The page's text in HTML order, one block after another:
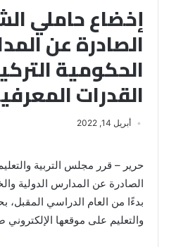
إخضاع حاملي
الصادرة عن
الحكومية
القدرات
أبريل 14, 2022
حرير – قرر مجلس التربية
الصادرة عن المدارس الدولية
بدءًا من العام الدراسي المقبل،
والتعليم على موقعها الإلكتروني